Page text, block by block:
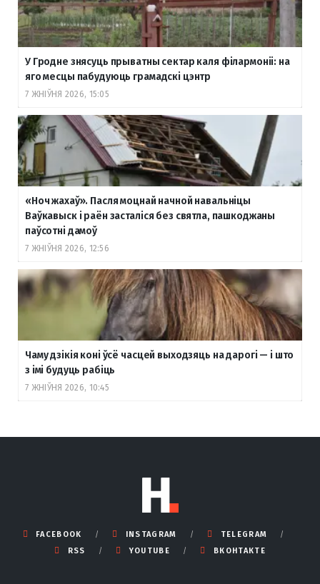
У Гродне знясуць прыватны сектар каля філармоніі: на
яго месцы пабудуюць грамадскі цэнтр
7 ЖНІЎНЯ 2026, 15:05
«Ноч жахаў». Пасля моцнай начной навальніцы
Ваўкавыск і раён засталіся без святла, пашкоджаны
паўсотні дамоў
7 ЖНІЎНЯ 2026, 12:56
Чаму дзікія коні ўсё часцей выходзяць на дарогі — і што
з імі будуць рабіць
7 ЖНІЎНЯ 2026, 10:45
FACEBOOK INSTAGRAM
TELEGRAM
RSS
YOUTUBE ВКОНТАКТЕ